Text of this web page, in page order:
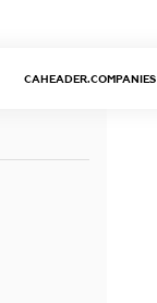
CAHEADER.COMPANIES